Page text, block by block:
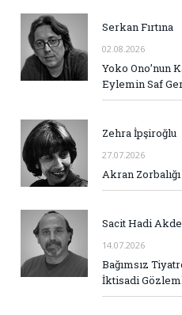
Serkan Fırtına
02.08.2026
Yoko Ono’nun
Eylemin Saf
Zehra İpşiroğlu
27.07.2026
Akran Zorbalığı
Sacit Hadi
14.07.2026
Bağımsız
İktisadi